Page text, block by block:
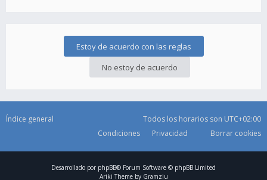
Índice general Todos los horarios son UTC+02:00
Borrar cookies
Privacidad
Condiciones
Desarrollado por phpBB® Forum Software © phpBB Limited
Ariki Theme by Gramziu